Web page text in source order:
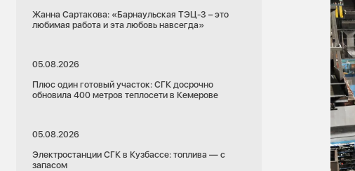
Жанна Сартакова: «Барнаульская ТЭЦ-3 – это
любимая работа и эта любовь навсегда»
05.08.2026
Плюс один готовый участок: СГК досрочно
обновила 400 метров теплосети в Кемерове
05.08.2026
Электростанции СГК в Кузбассе: топлива — с
запасом